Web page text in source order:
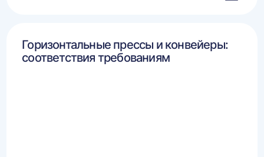
Горизонтальные прессы и конвейеры:
соответствия требованиям